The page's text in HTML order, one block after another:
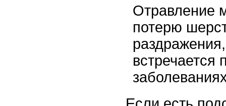
Отравление
потерю
встречается